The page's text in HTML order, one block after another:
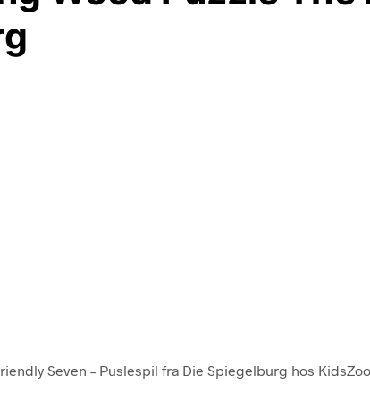
Seven – Puslespil fra Die Spiegelburg hos